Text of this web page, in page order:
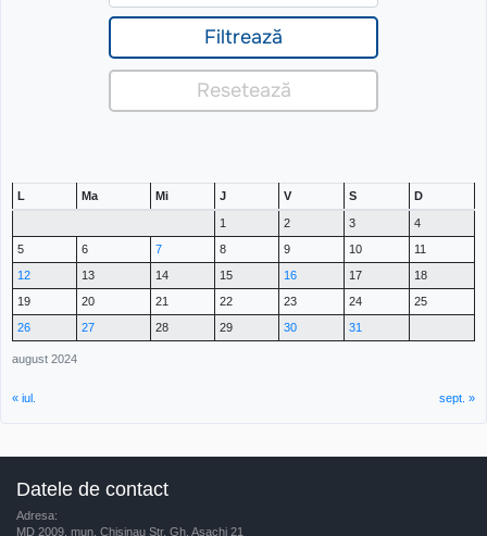
august 2024
L Ma Mi J V S D
1 2 3
4
5
6 7 8 9 10
11
12
13 14 15 16 17
18
19
20 21 22 23 24
25
26
27 28 29 30 31
« iul. sept. »
Datele de contact
Adresa:
MD 2009, mun. Chisinau Str. Gh. Asachi 21